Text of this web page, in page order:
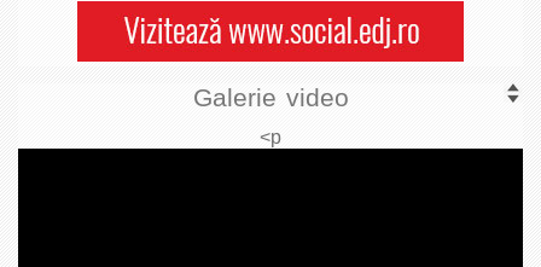
Galerie video
<p